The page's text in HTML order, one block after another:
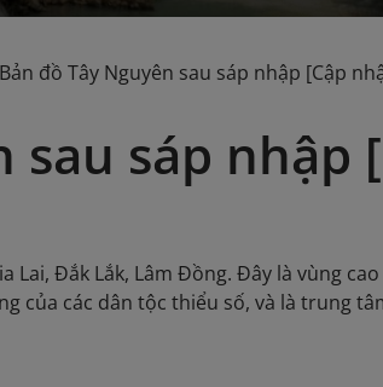
Bản đồ Tây Nguyên sau sáp nhập [Cập
sau sáp nhập
Lai, Đắk Lắk, Lâm Đồng. Đây là vùng
của các dân tộc thiểu số, và là trung